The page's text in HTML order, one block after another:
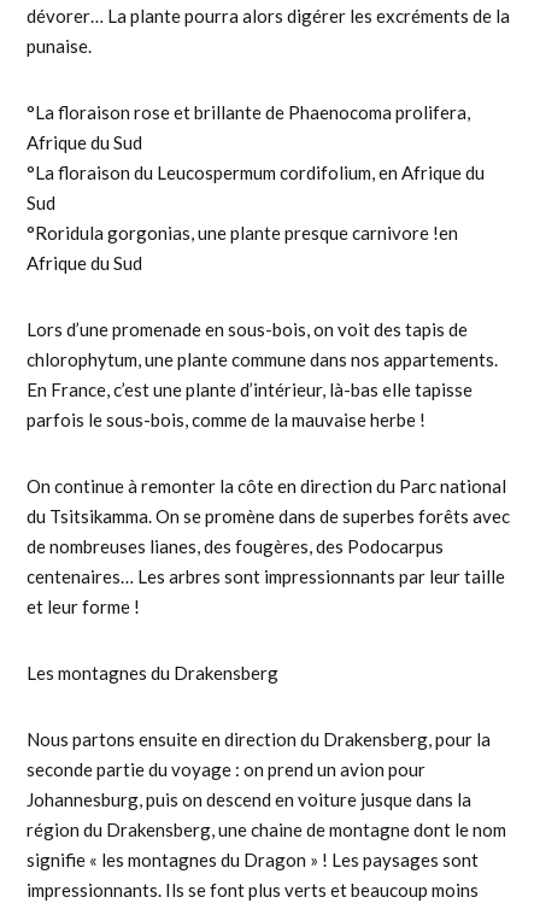
dévorer… La plante pourra alors digérer les excréments de la
punaise.
°La floraison rose et brillante de Phaenocoma prolifera,
Afrique du Sud
°La floraison du Leucospermum cordifolium, en Afrique du
Sud
°Roridula gorgonias, une plante presque carnivore !en
Afrique du Sud
Lors d’une promenade en sous-bois, on voit des tapis de
chlorophytum, une plante commune dans nos appartements.
En France, c’est une plante d’intérieur, là-bas elle tapisse
parfois le sous-bois, comme de la mauvaise herbe !
On continue à remonter la côte en direction du Parc national
du Tsitsikamma. On se promène dans de superbes forêts avec
de nombreuses lianes, des fougères, des Podocarpus
centenaires… Les arbres sont impressionnants par leur taille
et leur forme !
Les montagnes du Drakensberg
Nous partons ensuite en direction du Drakensberg, pour la
seconde partie du voyage : on prend un avion pour
Johannesburg, puis on descend en voiture jusque dans la
région du Drakensberg, une chaine de montagne dont le nom
signifie « les montagnes du Dragon » ! Les paysages sont
impressionnants. Ils se font plus verts et beaucoup moins